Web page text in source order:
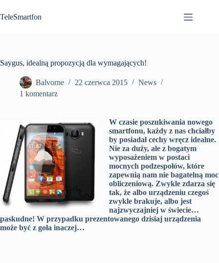
do
treści
TeleSmartfon
Saygus, idealną propozycją dla wymagających!
Balvorne 22 czerwca 2015
News
1 komentarz
W czasie poszukiwania nowego
smartfonu, każdy z nas chciałby
by posiadał cechy wręcz idealne.
Nie za duży, ale z bogatym
wyposażeniem w postaci
mocnych podzespołów, które
zapewnią nam nie bagatelną moc
obliczeniową. Zwykle zdarza się
tak, że albo urządzeniu czegoś
zwykle brakuje, albo jest
najzwyczajniej w świecie…
paskudne! W przypadku prezentowanego dzisiaj urządzenia
może być z goła inaczej…